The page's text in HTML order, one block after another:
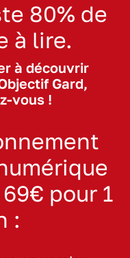
80% de
à lire.
à découvrir
Gard,
vous !
pour 1
: